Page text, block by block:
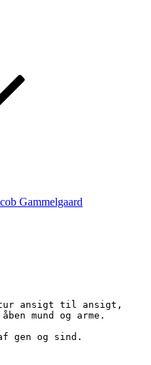
Gammelgaard